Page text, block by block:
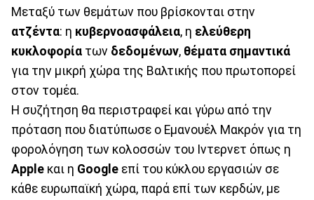
Μεταξύ των θεμάτων που βρίσκονται στην
ατζέντα: η κυβερνοασφάλεια, η ελεύθερη
κυκλοφορία των δεδομένων, θέματα σημαντικά
για την μικρή χώρα της Βαλτικής που πρωτοπορεί
στον τομέα.
Η συζήτηση θα περιστραφεί και γύρω από την
πρόταση που διατύπωσε ο Εμανουέλ Μακρόν για τη
φορολόγηση των κολοσσών του Ιντερνετ όπως η
Apple και η Google επί του κύκλου εργασιών σε
κάθε ευρωπαϊκή χώρα, παρά επί των κερδών, με